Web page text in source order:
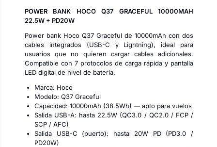
POWER BANK HOCO Q37 GRACEFUL 10000MAH
22.5W + PD20W
Power bank Hoco Q37 Graceful de 10000mAh con dos
cables integrados (USB-C y Lightning), ideal para
usuarios que no quieren cargar cables adicionales.
Compatible con 7 protocolos de carga rápida y pantalla
LED digital de nivel de batería.
Marca: Hoco
Modelo: Q37 Graceful
Capacidad: 10000mAh (38.5Wh) — apto para vuelos
Salida USB-A: hasta 22.5W (QC3.0 / QC2.0 / FCP /
SCP / AFC)
Salida USB-C (puerto): hasta 20W PD (PD3.0 /
PD20W)